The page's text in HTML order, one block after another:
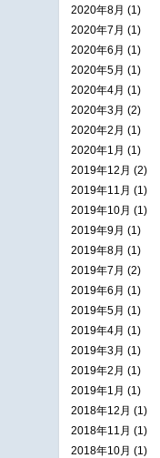
2020年8月 (1)
2020年7月 (1)
2020年6月 (1)
2020年5月 (1)
2020年4月 (1)
2020年3月 (2)
2020年2月 (1)
2020年1月 (1)
2019年12月 (2)
2019年11月 (1)
2019年10月 (1)
2019年9月 (1)
2019年8月 (1)
2019年7月 (2)
2019年6月 (1)
2019年5月 (1)
2019年4月 (1)
2019年3月 (1)
2019年2月 (1)
2019年1月 (1)
2018年12月 (1)
2018年11月 (1)
2018年10月 (1)